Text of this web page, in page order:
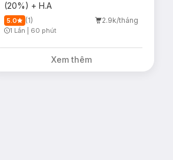
(20%) + H.A
5.0 (1) 2.9k/tháng
1 Lần 60 phút
Xem thêm